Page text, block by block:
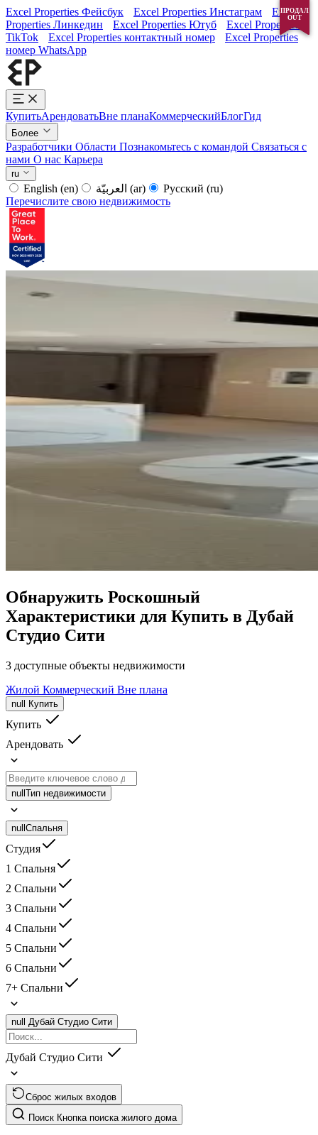
Excel Properties Фейсбук Excel Properties Инстаграм
Excel
Properties Линкедин
Excel Properties Ютуб
Excel Properties
TikTok
Excel Properties контактный номер
Excel Properties
номер WhatsApp
КупитьАрендоватьВне планаКоммерческийБлогГид
Более
Разработчики Области Познакомьтесь с командой Связаться с
нами О нас Карьера
ru
English (en) (ar) Русский (ru)
Перечислите свою недвижимость
Обнаружить Роскошный
Характеристики для Купить в Дубай
Студио Сити
3 доступные объекты недвижимости
Жилой Коммерческий Вне плана
null Купить
Купить
Арендовать
null Тип недвижимости
null Спальня
Студия
1 Спальня
2 Спальни
3 Спальни
4 Спальни
5 Спальни
6 Спальни
7+ Спальни
null Дубай Студио Сити
Дубай Студио Сити
Сброс жилых входов
Поиск Кнопка поиска жилого дома
ПРОДАЛ
OUT
ПРОДАЛ
OUT